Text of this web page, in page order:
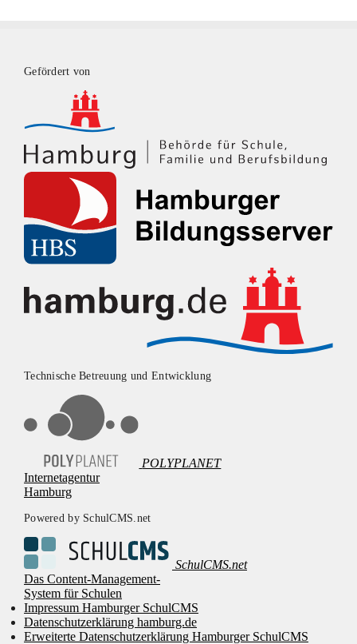
Gefördert von
Technische Betreuung und Entwicklung
POLYPLANET
Internetagentur
Hamburg
Powered by SchulCMS.net
SchulCMS.net
Das Content-Management-
System für Schulen
Impressum Hamburger SchulCMS
Datenschutzerklärung hamburg.de
Erweiterte Datenschutzerklärung Hamburger SchulCMS